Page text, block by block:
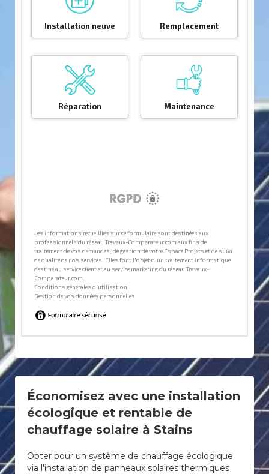
Économisez avec une installation
écologique et rentable de
chauffage solaire à Stains
Opter pour un système de chauffage écologique
via l'installation de panneaux solaires thermiques